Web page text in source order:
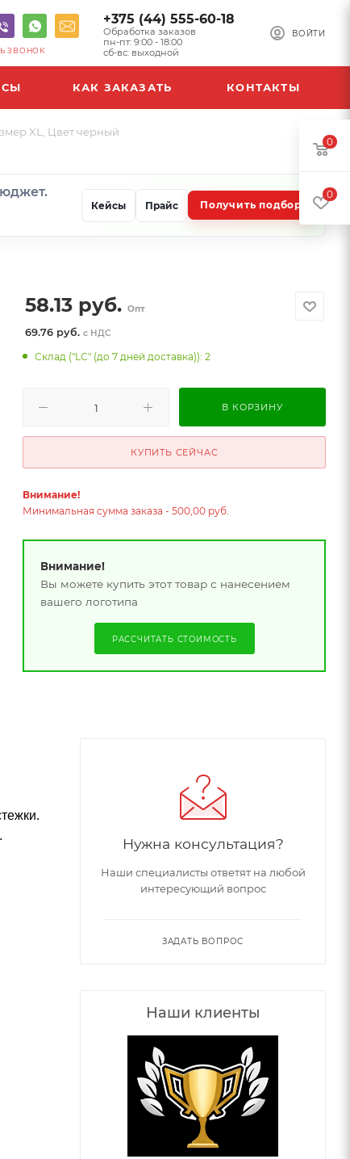
ВОЙТИ
+375 (44) 555-60-18
Обработка заказов
пн-пт: 9:00 - 18:00
сб-вс: выходной
ЗВОНОК
КАК ЗАКАЗАТЬ КОНТАКТЫ
XL, Цвет черный
Кейсы Прайс Получить подбор
58.13 руб. Опт
69.76 руб.с НДС
Склад ("LC" (до 7 дней доставка)): 2
В КОРЗИНУ
КУПИТЬ СЕЙЧАС
Внимание!
Минимальная сумма заказа - 500,00 руб.
Внимание!
Вы можете купить этот товар с нанесением
вашего логотипа
РАССЧИТАТЬ СТОИМОСТЬ
Нужна консультация?
Наши специалисты ответят на любой
интересующий вопрос
ЗАДАТЬ ВОПРОС
Наши клиенты
0
0